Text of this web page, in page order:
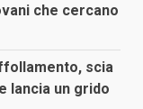
che cercano
scia
lancia un grido